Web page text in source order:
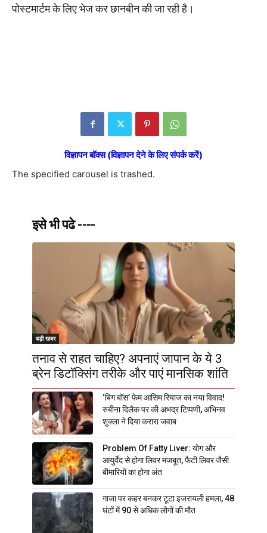
पोस्टमार्टम के लिए भेज कर छानबीन की जा रही है।
विज्ञापन बॉक्स (विज्ञापन देने के लिए संपर्क करें)
The specified carousel is trashed.
इसे भी पढे ----
बड़ी खबर
तनाव से राहत चाहिए? अपनाएं जापान के ये 3
ब्रेन डिटॉक्सिंग तरीके और पाएं मानसिक शांति
‘बिग बॉस’ फेम आसिम रियाज का नया विवाद!
रुबीना दिलैक पर की अभद्र टिप्पणी, अभिनव
शुक्ला ने दिया करारा जवाब
Problem Of Fatty Liver: योग और
आयुर्वेद से होगा लिवर मजबूत, फैटी लिवर जैसी
बीमारियों का होगा अंत
गाजा पर कहर बनकर टूटा इजरायली हमला, 48
घंटों में 90 से अधिक लोगों की मौत